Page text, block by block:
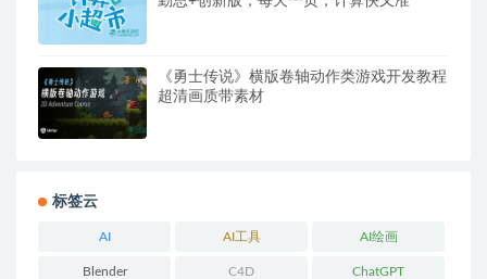
《勇士传说》横版卷轴动作类游戏开发教程
超清画质带素材
标签云
AI AI工具 AI绘画
Blender C4D ChatGPT